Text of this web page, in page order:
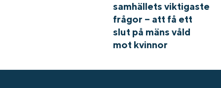
samhällets viktigaste
frågor – att få ett
slut på mäns våld
mot kvinnor